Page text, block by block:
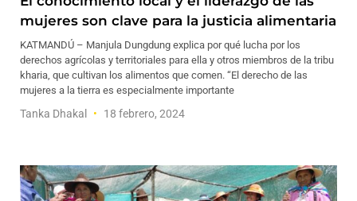
mujeres son clave para la justicia alimentaria
KATMANDÚ – Manjula Dungdung explica por qué lucha por los
derechos agrícolas y territoriales para ella y otros miembros de la tribu
kharia, que cultivan los alimentos que comen. “El derecho de las
mujeres a la tierra es especialmente importante
Tanka Dhakal 18 febrero, 2024